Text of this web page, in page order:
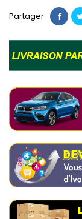
Partager